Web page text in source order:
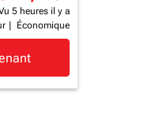
5 heures il y a
Économique